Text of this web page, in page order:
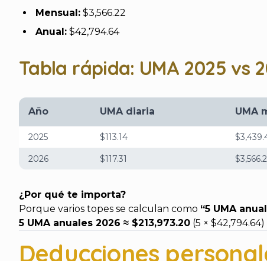
Mensual: $3,566.22
Anual: $42,794.64
Tabla rápida: UMA 2025 vs
Año UMA diaria UMA
2025 $113.14
2026 $117.31
¿Por qué te importa?
Porque varios topes se calculan como “5 UMA
5 UMA anuales 2026 ≈ $213,973.20 (5 × $42,794.64)
Deducciones